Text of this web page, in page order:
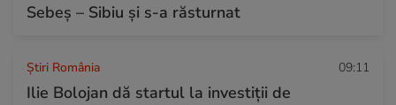
Sebeș – Sibiu și s-a răsturnat
Știri România 09:11
Ilie Bolojan dă startul la investiții de